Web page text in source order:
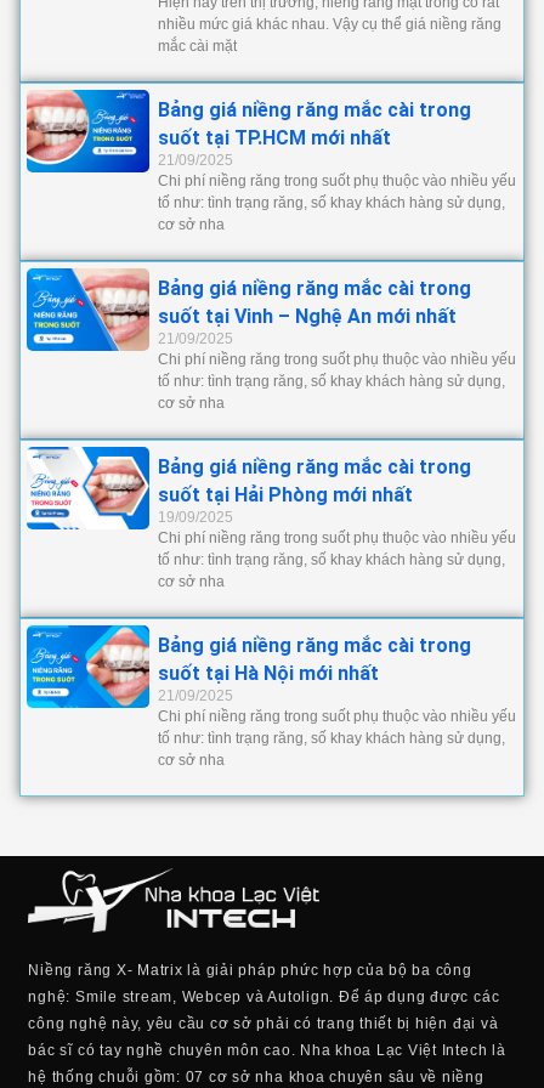
nhiều mức giá khác nhau. Vậy cụ thể giá niềng răng
mắc cài mặt
Bảng giá niềng răng mắc cài trong
suốt tại TP.HCM mới nhất
21/09/2025
Chi phí niềng răng trong suốt phụ thuộc vào nhiều yếu
tố như: tình trạng răng, số khay khách hàng sử dụng,
cơ sở nha
Bảng giá niềng răng mắc cài trong
suốt tại Vinh – Nghệ An mới nhất
21/09/2025
Chi phí niềng răng trong suốt phụ thuộc vào nhiều yếu
tố như: tình trạng răng, số khay khách hàng sử dụng,
cơ sở nha
Bảng giá niềng răng mắc cài trong
suốt tại Hải Phòng mới nhất
19/09/2025
Chi phí niềng răng trong suốt phụ thuộc vào nhiều yếu
tố như: tình trạng răng, số khay khách hàng sử dụng,
cơ sở nha
Bảng giá niềng răng mắc cài trong
suốt tại Hà Nội mới nhất
21/09/2025
Chi phí niềng răng trong suốt phụ thuộc vào nhiều yếu
tố như: tình trạng răng, số khay khách hàng sử dụng,
cơ sở nha
Niềng răng X- Matrix là giải pháp phức hợp của bộ ba công
nghệ: Smile stream, Webcep và Autolign. Để áp dụng được các
công nghệ này, yêu cầu cơ sở phải có trang thiết bị hiện đại và
bác sĩ có tay nghề chuyên môn cao. Nha khoa Lạc Việt Intech là
hệ thống chuỗi gồm: 07 cơ sở nha khoa chuyên sâu về niềng